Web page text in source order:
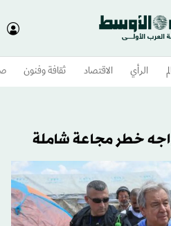
الرأي الاقتصاد ثقافة وفنون
خطر مجاعة شاملة